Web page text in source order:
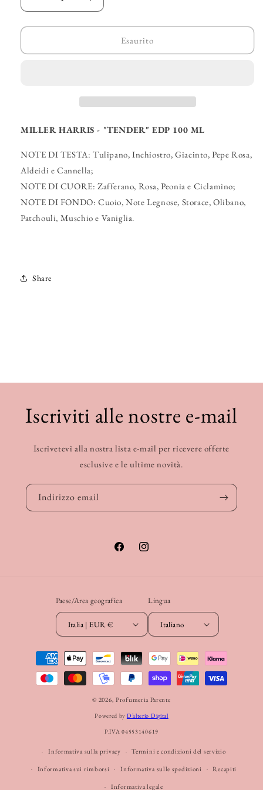
Diminuisci
quantità
per
HARRIS
Aumenta
quantità
per
MILLER
HARRIS
Esaurito
MILLER HARRIS - "TENDER" EDP 100 ML
NOTE DI TESTA: Tulipano, Inchiostro, Giacinto, Pepe Rosa,
Aldeidi e Cannella;
NOTE DI CUORE: Zafferano, Rosa, Peonia e Ciclamino;
NOTE DI FONDO: Cuoio, Note Legnose, Storace, Olibano,
Patchouli, Muschio e Vaniglia.
Share
Iscriviti alle nostre e-mail
Iscrivetevi alla nostra lista e-mail per ricevere offerte
esclusive e le ultime novità.
Indirizzo email
FacebookInstagram
Paese/Area geografica
Italia | EUR €
Lingua
Italiano
Metodi
pagamento
© 2026, Profumeria Parente
Powered by D’alterio Digital
P.IVA 04553140619
Informativa sulla privacy Termini e condizioni del servizio
Informativa sui rimborsi Informativa sulle spedizioni Recapiti
Informativa legale